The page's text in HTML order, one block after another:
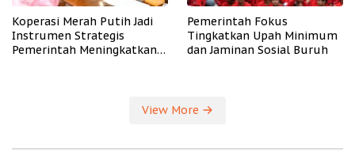
Koperasi Merah Putih Jadi
Instrumen Strategis
Pemerintah Meningkatkan
Pemerintah Fokus
Tingkatkan Upah Minimum
dan Jaminan Sosial Buruh
View More